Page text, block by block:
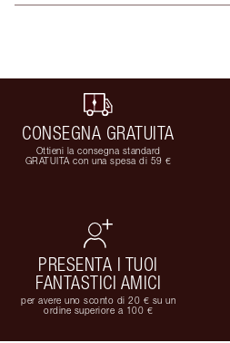
CONSEGNA GRATUITA
Ottieni la consegna standard
GRATUITA con una spesa di 59 €
PRESENTA I TUOI
FANTASTICI AMICI
per avere uno sconto di 20 € su un
ordine superiore a 100 €